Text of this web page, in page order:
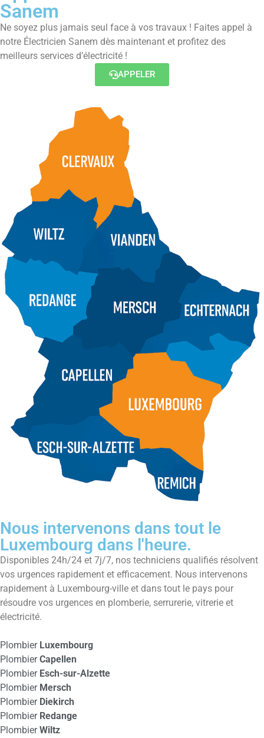
Sanem
Ne soyez plus jamais seul face à vos travaux ! Faites appel à
notre Électricien Sanem dès maintenant et profitez des
meilleurs services d’électricité !
APPELER
Nous intervenons dans tout le
Luxembourg dans l'heure.
Disponibles 24h/24 et 7j/7, nos techniciens qualifiés résolvent
vos urgences rapidement et efficacement. Nous intervenons
rapidement à Luxembourg-ville et dans tout le pays pour
résoudre vos urgences en plomberie, serrurerie, vitrerie et
électricité.
Plombier Luxembourg
PlombierCapellen
Plombier Esch-sur-Alzette
Plombier Mersch
Plombier Diekirch
Plombier Redange
PlombierWiltz